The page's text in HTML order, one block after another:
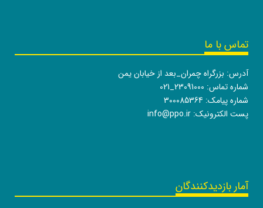
تماس با ما
آدرس: بزرگراه چمران_بعد از خیابان یمن
شماره تماس: 021_23091000
شماره پیامک: 300085364
پست الکترونیک: info@ppo.ir
آمار بازدیدکنندگان